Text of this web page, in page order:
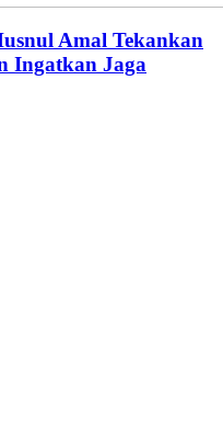
Amal Tekankan
Ingatkan Jaga